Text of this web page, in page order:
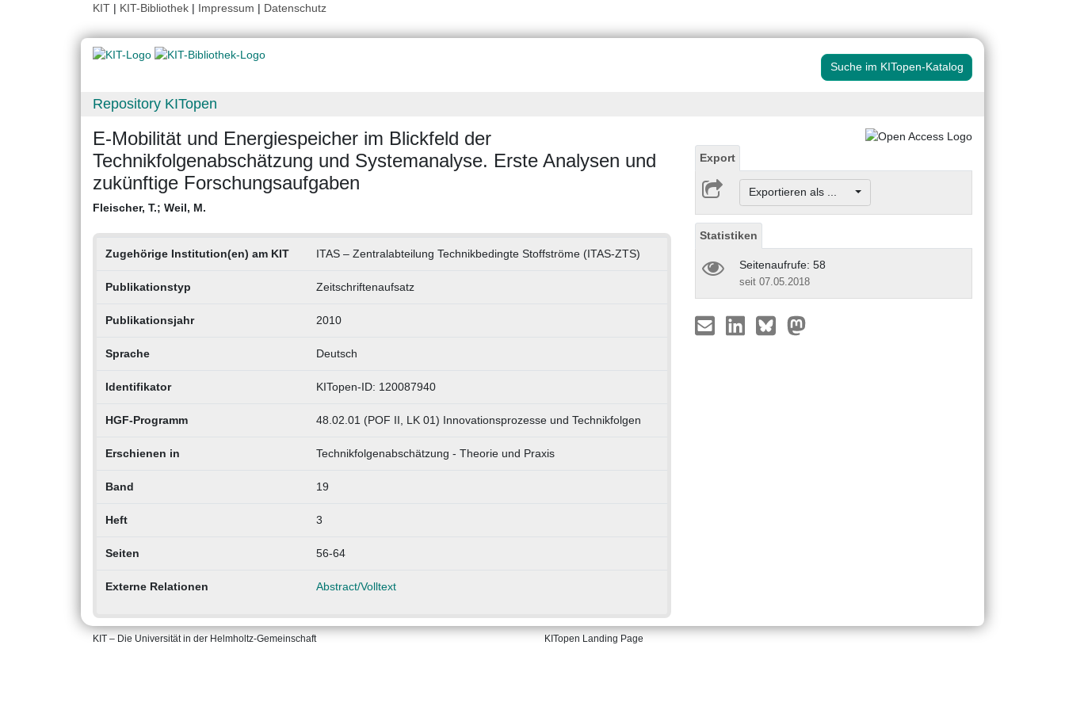
KIT | KIT-Bibliothek | Impressum | Datenschutz
Suche im KITopen-Katalog
Repository KITopen
E-Mobilität und Energiespeicher im Blickfeld der
Technikfolgenabschätzung und Systemanalyse. Erste Analysen und
zukünftige Forschungsaufgaben
Fleischer, T.; Weil, M.
Zugehörige Institution(en) am KIT ITAS – Zentralabteilung Technikbedingte Stoffströme (ITAS-ZTS)
Publikationstyp Zeitschriftenaufsatz
Publikationsjahr 2010
Sprache Deutsch
Identifikator KITopen-ID: 120087940
HGF-Programm 48.02.01 (POF II, LK 01) Innovationsprozesse und Technikfolgen
Erschienen in Technikfolgenabschätzung - Theorie und Praxis
Band 19
Heft 3
Seiten 56-64
Externe Relationen Abstract/Volltext
Export
Exportieren als ...
Statistiken
Seitenaufrufe: 58
seit 07.05.2018
KIT – Die Universität in der Helmholtz-Gemeinschaft KITopen Landing Page